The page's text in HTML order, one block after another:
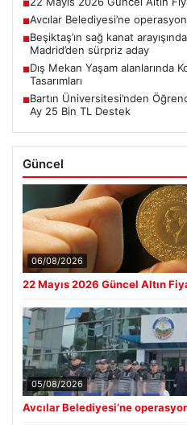
■
■Avcılar Belediyesi’ne
■Beşiktaş’ın sağ kanat
Madrid’den sürpriz aday
■Dış Mekan Yaşam alanlarında
Tasarımları
■Bartın Üniversitesi’nden
Ay 25 Bin TL Destek
Güncel
06/08/2026
22 Mayıs 2026 Güncel Altın
05/08/2026
Avcılar Belediyesi’ne